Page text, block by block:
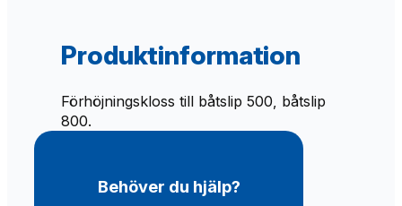
m
m
ä
n
Produktinformation
Förhöjningskloss till båtslip 500, båtslip
800.
Behöver du hjälp?